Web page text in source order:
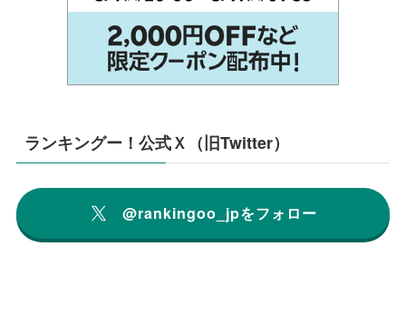
ランキングー！公式Ｘ（旧Twitter）
@rankingoo_jpをフォロー